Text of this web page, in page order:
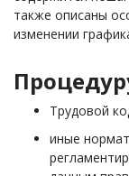
также описаны
изменении
Трудовой
иные